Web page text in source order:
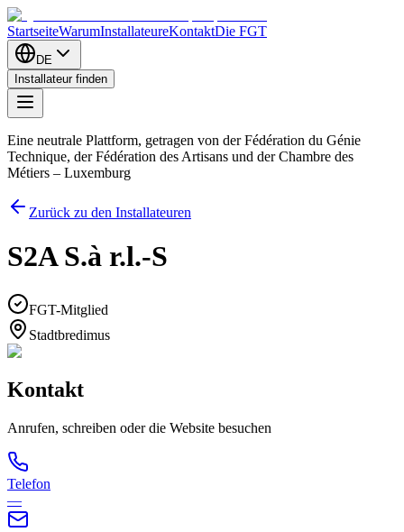
StartseiteWarumInstallateureKontaktDie FGT
DE
Installateur finden
Eine neutrale Plattform, getragen von der Fédération du Génie
Technique, der Fédération des Artisans und der Chambre des
Métiers – Luxemburg
Zurück zu den Installateuren
S2A S.à r.l.-S
FGT-Mitglied
Stadtbredimus
Kontakt
Anrufen, schreiben oder die Website besuchen
Telefon
—